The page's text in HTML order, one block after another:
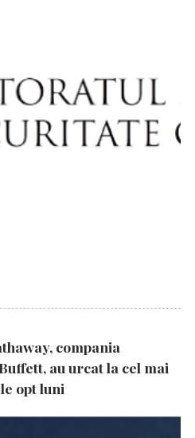
compania
au urcat la cel mai
opt luni